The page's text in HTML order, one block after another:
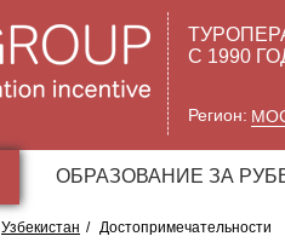
С 1990
Регион:
ОБРАЗОВАНИЕ ЗА
Узбекистан / Достопримечательности